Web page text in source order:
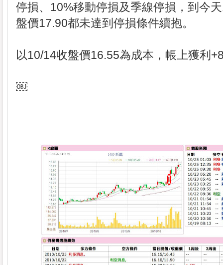
停損、10%移動停損及季線停損，到今
盤價17.90都未達到停損條件續抱。
以10/14收盤價16.55為成本，帳上獲利
￼